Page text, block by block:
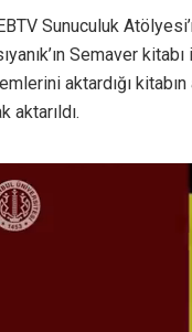
Sunuculuk
Semaver
aktardığı
aktarıldı.